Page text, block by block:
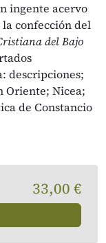
ingente acervo
confección del
del Bajo
descripciones;
Oriente; Nicea;
de Constancio
33,00 €